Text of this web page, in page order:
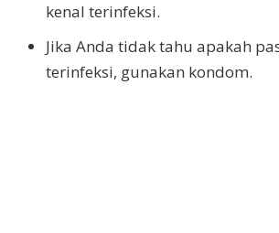
kenal terinfeksi.
Jika Anda tidak tahu apakah
terinfeksi, gunakan kondom.